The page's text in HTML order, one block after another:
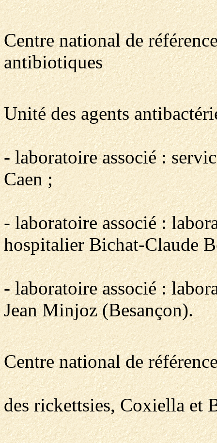
Centre national de
antibiotiques
Unité des agents
- laboratoire associé :
Caen ;
- laboratoire associé :
hospitalier Bichat-Claude
- laboratoire associé :
Jean Minjoz (Besançon).
Centre national de
des rickettsies, Coxiella et